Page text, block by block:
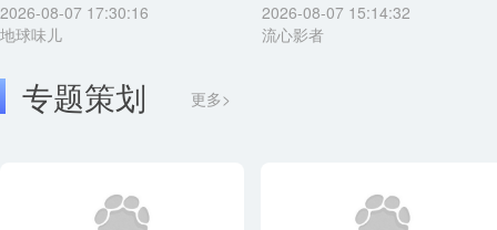
2026-08-07 17:30:16
地球味儿
2026-08-07 15:14:32
流心影者
专题策划 更多>